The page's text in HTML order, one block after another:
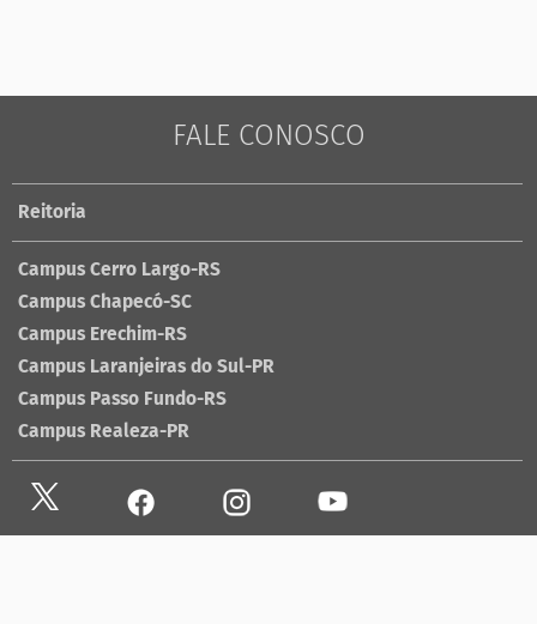
FALE CONOSCO
Reitoria
Campus Cerro Largo-RS
Campus Chapecó-SC
Campus Erechim-RS
Campus Laranjeiras do Sul-PR
Campus Passo Fundo-RS
Campus Realeza-PR